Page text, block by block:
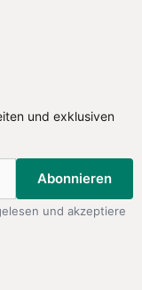
und exklusiven
Abonnieren
und akzeptiere